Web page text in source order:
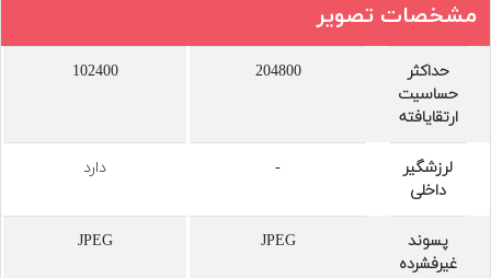
مشخصات تصویر
حداکثر
حساسیت
ارتقایافته
204800
102400
لرزشگیر
داخلی
- دارد
پسوند
غیرفشرده
JPEG
JPEG